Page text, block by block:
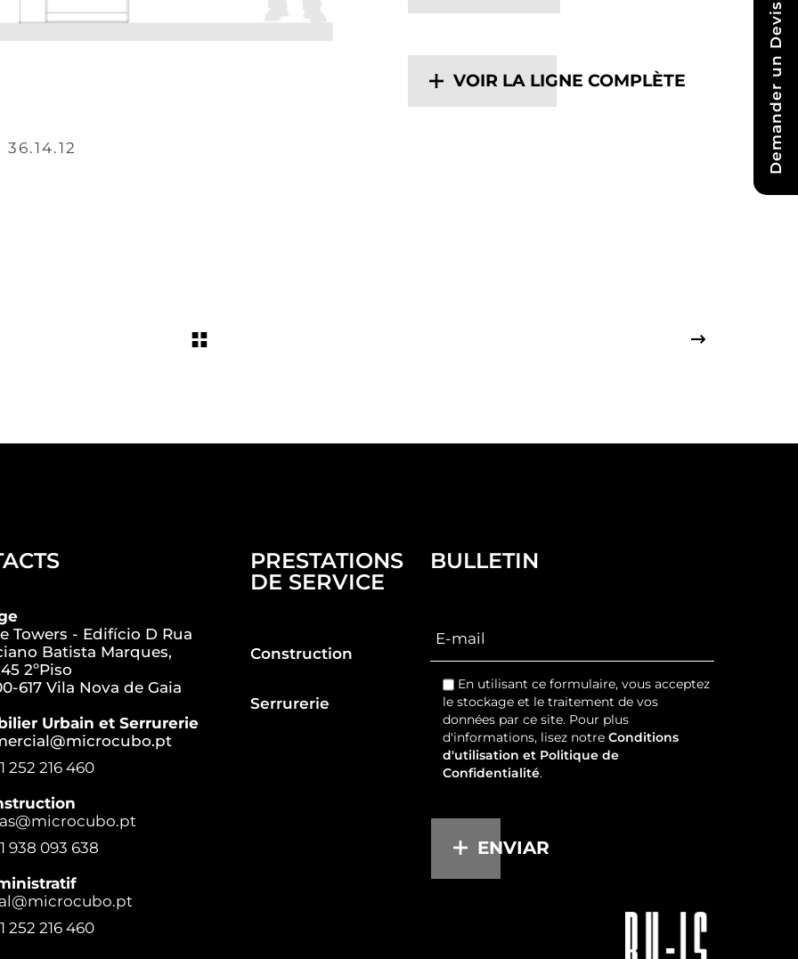
36.14.12
VOIR LA LIGNE COMPLÈTE
Towers - Edifício D Rua
Batista Marques,
2ºPiso
617 Vila Nova de Gaia
Urbain et Serrurerie
252 216 460
938 093 638
252 216 460
PRESTATIONS
DE SERVICE
Construction
Serrurerie
BULLETIN
En utilisant ce formulaire, vous acceptez
le stockage et le traitement de vos
données par ce site. Pour plus
d'informations, lisez notreConditions
d'utilisation et Politique de
Confidentialité.
ENVIAR
Demander un Devis